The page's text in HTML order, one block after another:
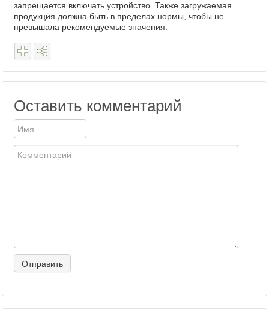
запрещается включать устройство. Также загружаемая
продукция должна быть в пределах нормы, чтобы не
превышала рекомендуемые значения.
Оставить комментарий